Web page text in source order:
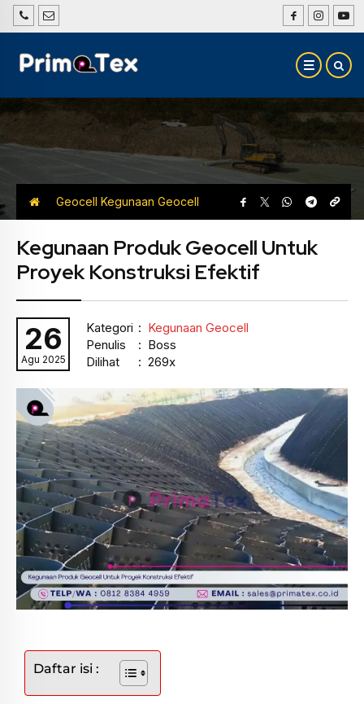
Geocell Kegunaan Geocell
Kegunaan Produk Geocell Untuk
Proyek Konstruksi Efektif
26
Agu 2025
Kategori : Kegunaan Geocell
Penulis
: Boss
Dilihat
: 269x
Daftar isi :